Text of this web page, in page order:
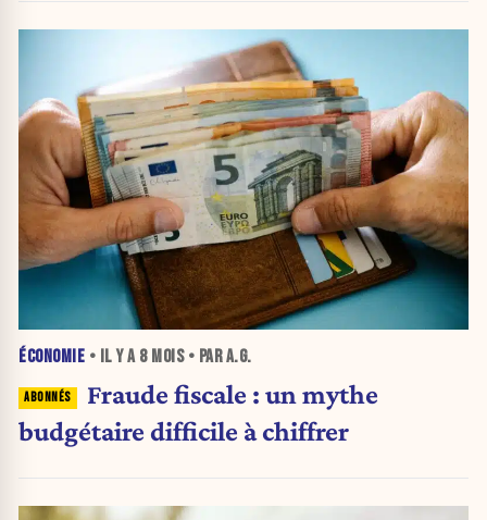
ÉCONOMIE • IL Y A 8 MOIS• PAR A.G.
Fraude fiscale : un mythe
budgétaire difficile à chiffrer